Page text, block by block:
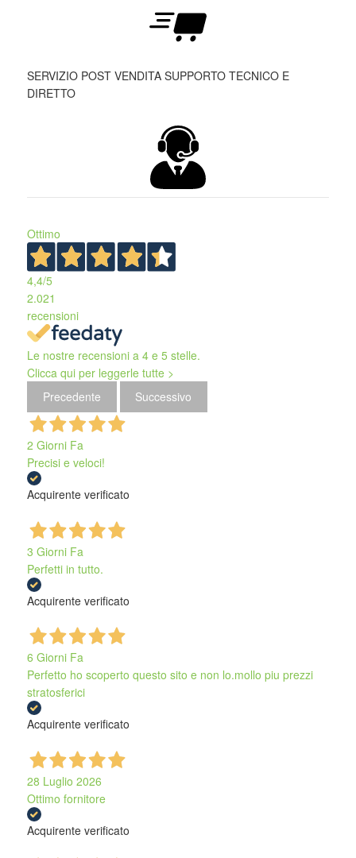
SERVIZIO POST VENDITA SUPPORTO TECNICO E
DIRETTO
Ottimo
4,4/5
2.021
recensioni
Le nostre recensioni a 4 e 5 stelle.
Clicca qui per leggerle tutte >
Precedente
Successivo
2 Giorni Fa
Precisi e veloci!
Acquirente verificato
3 Giorni Fa
Perfetti in tutto.
Acquirente verificato
6 Giorni Fa
Perfetto ho scoperto questo sito e non lo.mollo piu prezzi
stratosferici
Acquirente verificato
28 Luglio 2026
Ottimo fornitore
Acquirente verificato